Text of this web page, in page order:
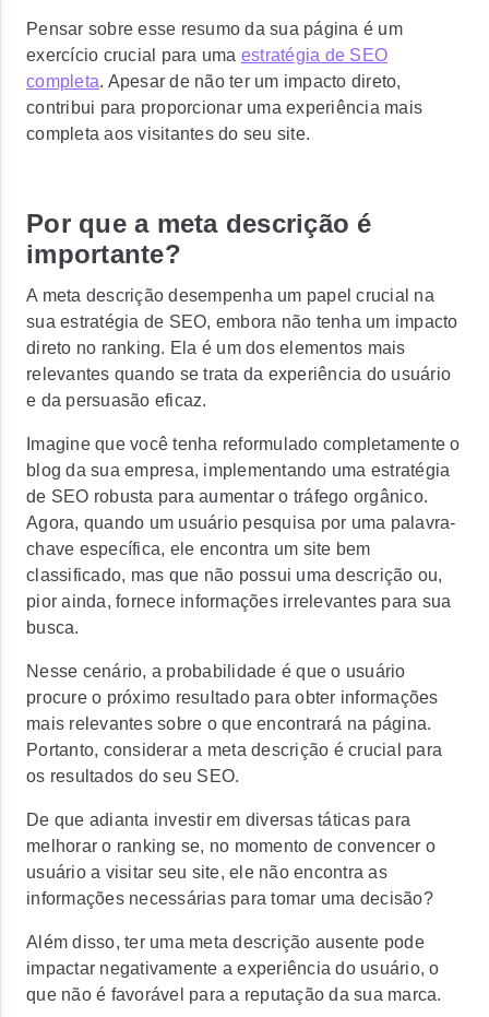
Pensar sobre esse resumo da sua página é um
exercício crucial para uma estratégia de SEO
completa. Apesar de não ter um impacto direto,
contribui para proporcionar uma experiência mais
completa aos visitantes do seu site.
Por que a meta descrição é
importante?
A meta descrição desempenha um papel crucial na
sua estratégia de SEO, embora não tenha um impacto
direto no ranking. Ela é um dos elementos mais
relevantes quando se trata da experiência do usuário
e da persuasão eficaz.
Imagine que você tenha reformulado completamente o
blog da sua empresa, implementando uma estratégia
de SEO robusta para aumentar o tráfego orgânico.
Agora, quando um usuário pesquisa por uma palavra-
chave específica, ele encontra um site bem
classificado, mas que não possui uma descrição ou,
pior ainda, fornece informações irrelevantes para sua
busca.
Nesse cenário, a probabilidade é que o usuário
procure o próximo resultado para obter informações
mais relevantes sobre o que encontrará na página.
Portanto, considerar a meta descrição é crucial para
os resultados do seu SEO.
De que adianta investir em diversas táticas para
melhorar o ranking se, no momento de convencer o
usuário a visitar seu site, ele não encontra as
informações necessárias para tomar uma decisão?
Além disso, ter uma meta descrição ausente pode
impactar negativamente a experiência do usuário, o
que não é favorável para a reputação da sua marca.